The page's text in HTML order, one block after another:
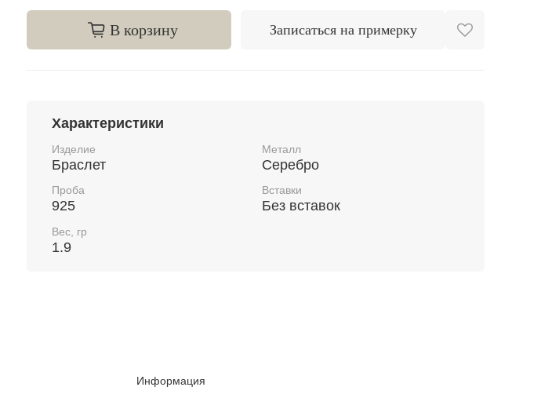
В корзину Записаться на примерку
Характеристики
Изделие
Браслет
Металл
Серебро
Проба
925
Вставки
Без вставок
Вес, гр
1.9
Информация